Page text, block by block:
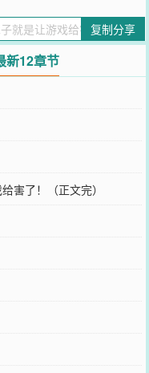
地搬砖。”“当然了，搬砖
的海阔天空嘛！”
》还不错的话请不要忘记
复制分享
新12章节
害了！（正文完）